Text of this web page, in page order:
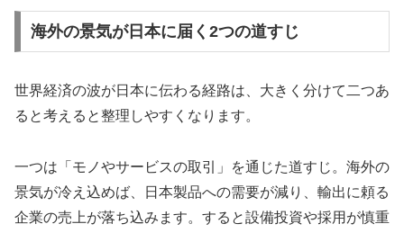
海外の景気が日本に届く2つの道すじ
世界経済の波が日本に伝わる経路は、大きく分けて二つあ
ると考えると整理しやすくなります。
一つは「モノやサービスの取引」を通じた道すじ。海外の
景気が冷え込めば、日本製品への需要が減り、輸出に頼る
企業の売上が落ち込みます。すると設備投資や採用が慎重